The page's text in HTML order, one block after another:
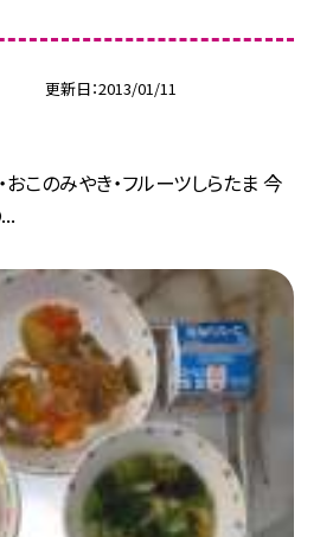
更新日 2013/01/11
おこのみやき・フルーツしらたま 今